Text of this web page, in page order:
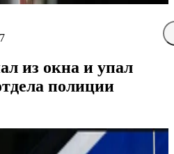
из окна и упал
полиции